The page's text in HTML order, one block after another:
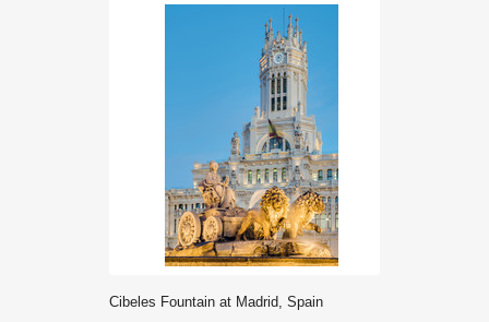
Cibeles Fountain at Madrid, Spain